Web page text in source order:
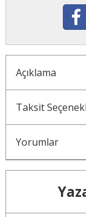
Açıklama
Taksit
Yorumlar